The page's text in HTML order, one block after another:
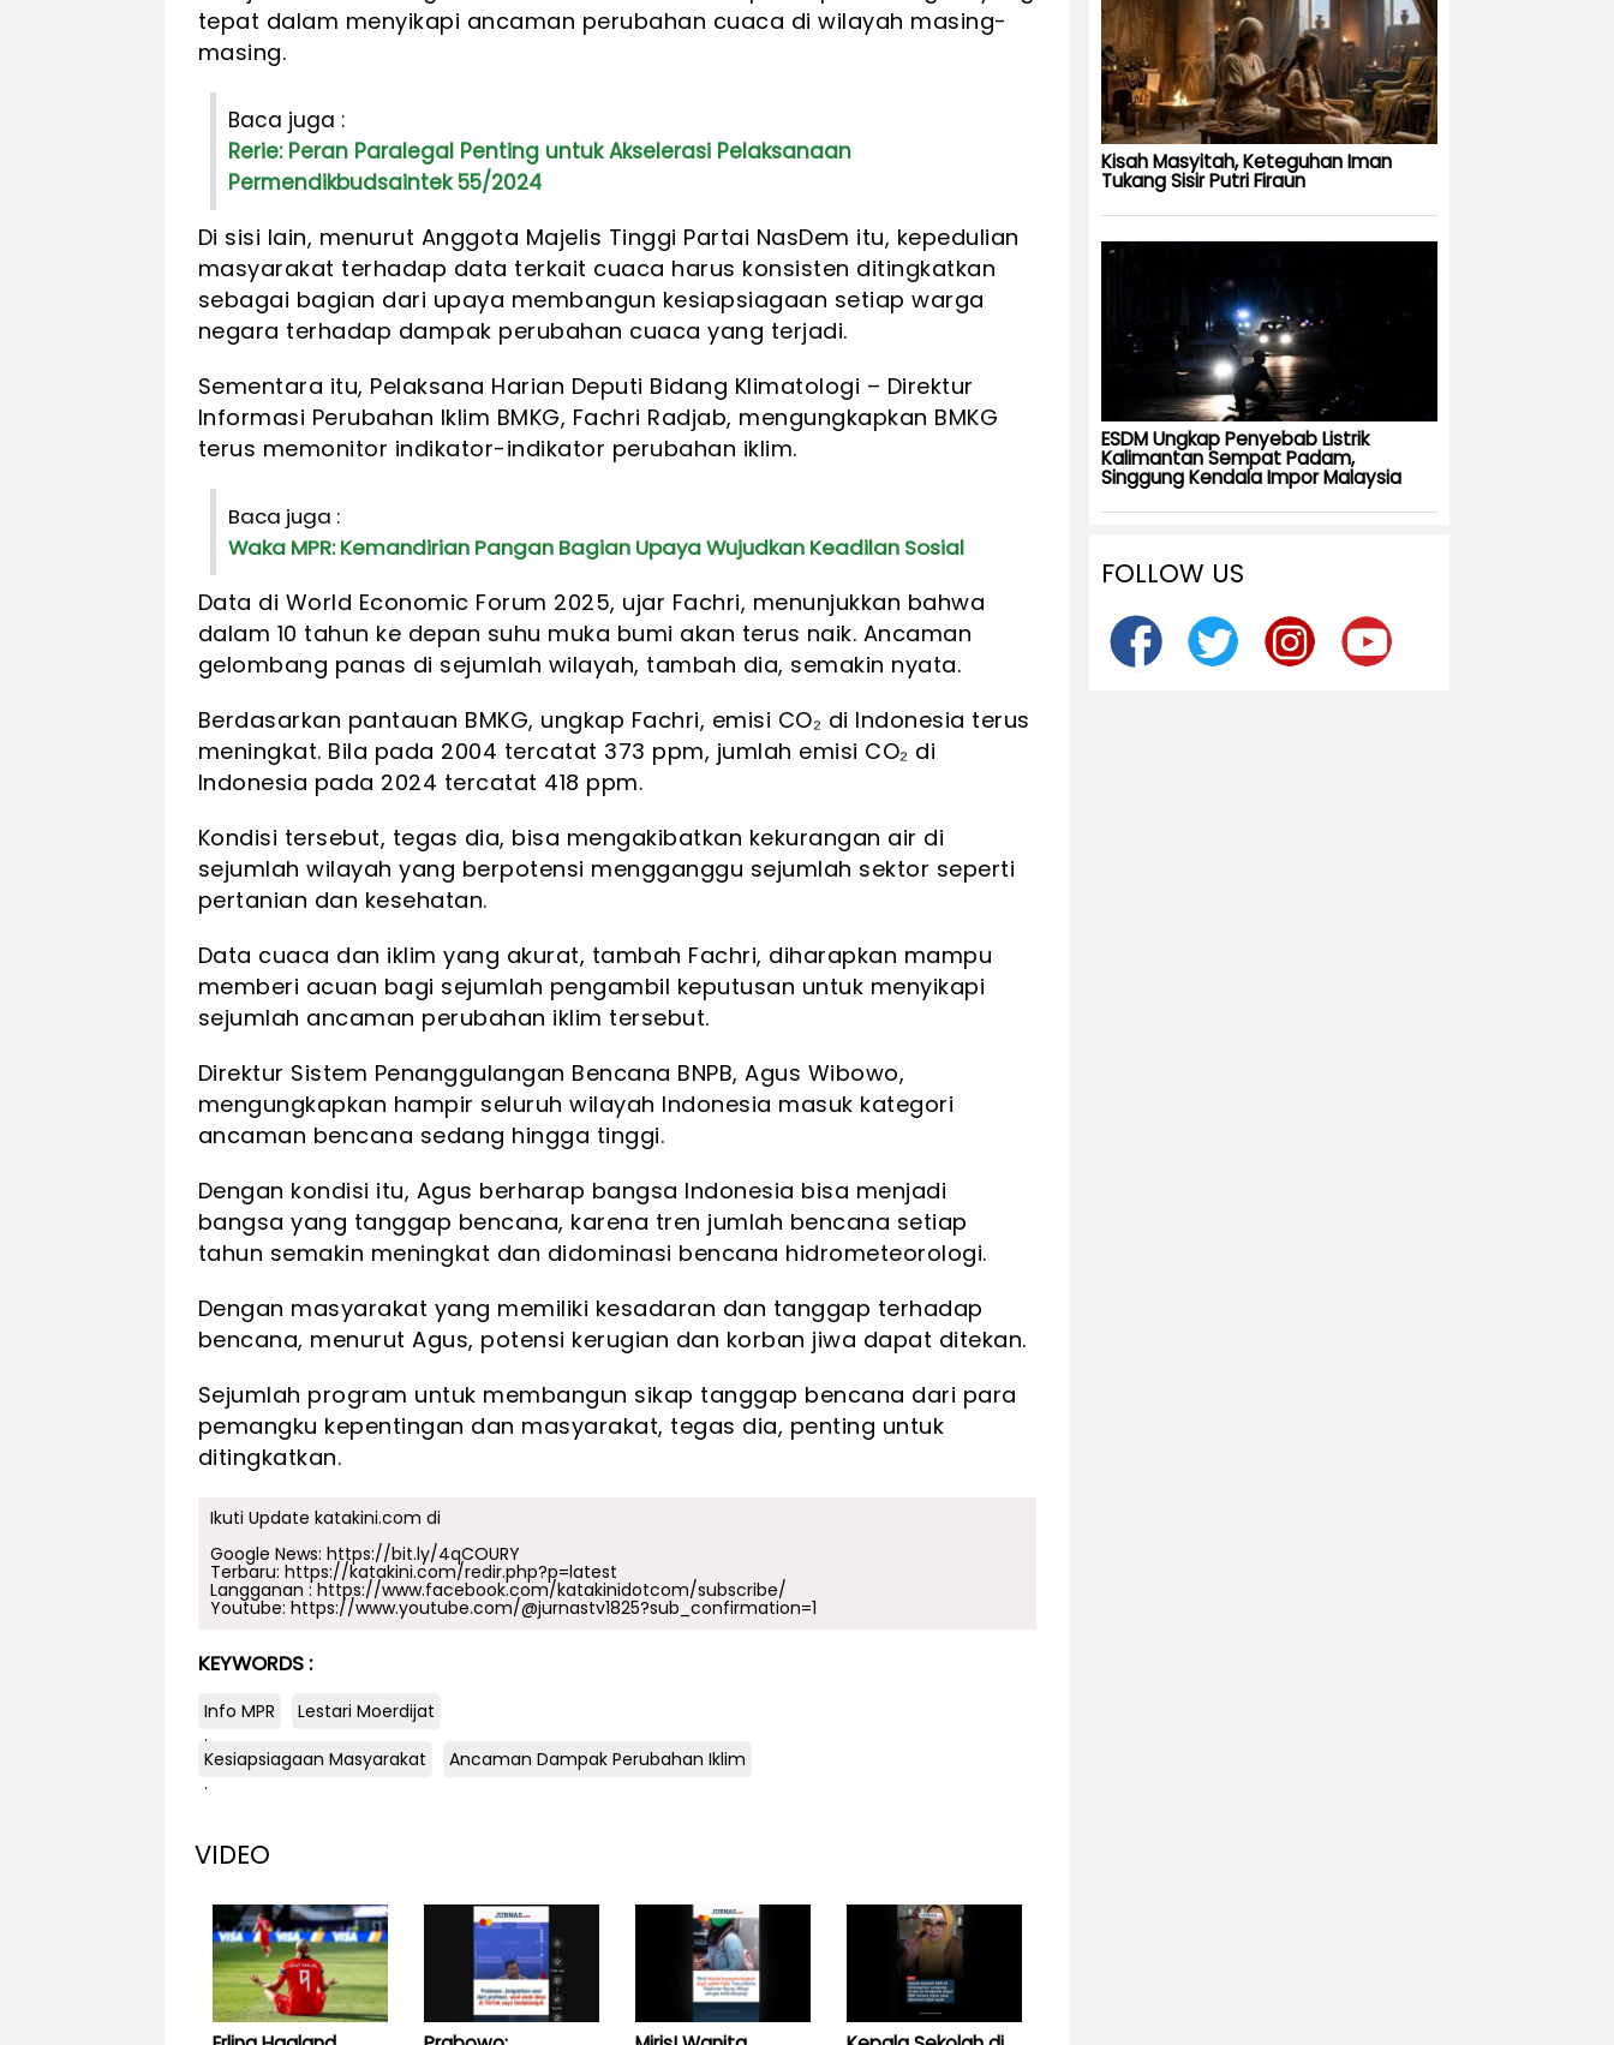
tepat dalam menyikapi ancaman perubahan cuaca di wilayah masing-
masing.
Baca juga :
Rerie: Peran Paralegal Penting untuk Akselerasi Pelaksanaan
Permendikbudsaintek 55/2024
Di sisi lain, menurut Anggota Majelis Tinggi Partai NasDem itu, kepedulian
masyarakat terhadap data terkait cuaca harus konsisten ditingkatkan
sebagai bagian dari upaya membangun kesiapsiagaan setiap warga
negara terhadap dampak perubahan cuaca yang terjadi.
Sementara itu, Pelaksana Harian Deputi Bidang Klimatologi – Direktur
Informasi Perubahan Iklim BMKG, Fachri Radjab, mengungkapkan BMKG
terus memonitor indikator-indikator perubahan iklim.
Baca juga :
Waka MPR: Kemandirian Pangan Bagian Upaya Wujudkan Keadilan Sosial
Data di World Economic Forum 2025, ujar Fachri, menunjukkan bahwa
dalam 10 tahun ke depan suhu muka bumi akan terus naik. Ancaman
gelombang panas di sejumlah wilayah, tambah dia, semakin nyata.
Berdasarkan pantauan BMKG, ungkap Fachri, emisi CO₂ di Indonesia terus
meningkat. Bila pada 2004 tercatat 373 ppm, jumlah emisi CO₂ di
Indonesia pada 2024 tercatat 418 ppm.
Kondisi tersebut, tegas dia, bisa mengakibatkan kekurangan air di
sejumlah wilayah yang berpotensi mengganggu sejumlah sektor seperti
pertanian dan kesehatan.
Data cuaca dan iklim yang akurat, tambah Fachri, diharapkan mampu
memberi acuan bagi sejumlah pengambil keputusan untuk menyikapi
sejumlah ancaman perubahan iklim tersebut.
Direktur Sistem Penanggulangan Bencana BNPB, Agus Wibowo,
mengungkapkan hampir seluruh wilayah Indonesia masuk kategori
ancaman bencana sedang hingga tinggi.
Dengan kondisi itu, Agus berharap bangsa Indonesia bisa menjadi
bangsa yang tanggap bencana, karena tren jumlah bencana setiap
tahun semakin meningkat dan didominasi bencana hidrometeorologi.
Dengan masyarakat yang memiliki kesadaran dan tanggap terhadap
bencana, menurut Agus, potensi kerugian dan korban jiwa dapat ditekan.
Sejumlah program untuk membangun sikap tanggap bencana dari para
pemangku kepentingan dan masyarakat, tegas dia, penting untuk
ditingkatkan.
Ikuti Update katakini.com di
Google News: https://bit.ly/4qCOURY
Terbaru: https://katakini.com/redir.php?p=latest
Langganan : https://www.facebook.com/katakinidotcom/subscribe/
Youtube: https://www.youtube.com/@jurnastv1825?sub_confirmation=1
KEYWORDS :
Info MPR
Lestari Moerdijat
.
Kesiapsiagaan Masyarakat
Ancaman Dampak Perubahan Iklim
.
VIDEO
Kisah Masyitah, Keteguhan Iman
Tukang Sisir Putri Firaun
ESDM Ungkap Penyebab Listrik
Kalimantan Sempat Padam,
Singgung Kendala Impor Malaysia
FOLLOW US